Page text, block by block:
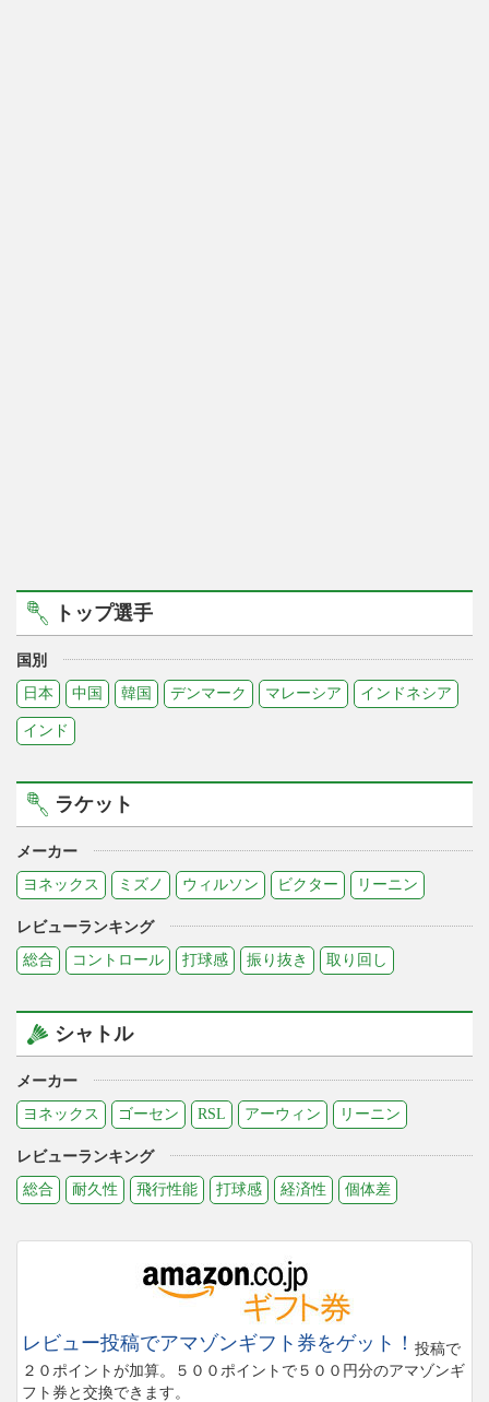
トップ選手
国別
日本
中国 韓国 デンマーク マレーシア インドネシア
インド
ラケット
メーカー
ヨネックス
ミズノ ウィルソン ビクター リーニン
レビューランキング
総合
コントロール 打球感 振り抜き 取り回し
シャトル
メーカー
ヨネックス
ゴーセン RSL アーウィン リーニン
レビューランキング
総合
耐久性 飛行性能 打球感 経済性 個体差
レビュー投稿でアマゾンギフト券をゲット！ 投稿で
２０ポイントが加算。５００ポイントで５００円分のアマゾンギ
フト券と交換できます。